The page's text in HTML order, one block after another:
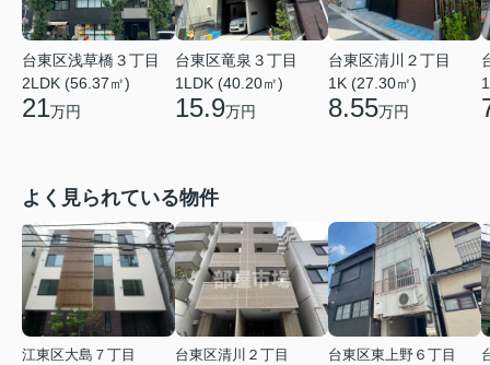
台東区浅草橋３丁目
2LDK (56.37㎡)
21万円
台東区竜泉３丁目
1LDK (40.20㎡)
15.9万円
台東区清川２丁目
1K (27.30㎡)
8.55万円
よく見られている物件
江東区大島７丁目
台東区清川２丁目
台東区東上野６丁目